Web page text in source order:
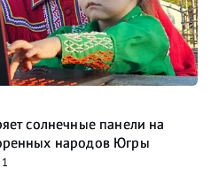
солнечные панели на
народов Югры